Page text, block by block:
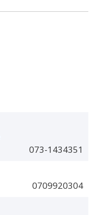
073-1434351
0709920304